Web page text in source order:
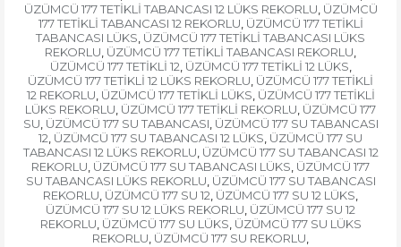
ÜZÜMCÜ 177 TETİKLİ TABANCASI 12 LÜKS REKORLU, ÜZÜMCÜ
177 TETİKLİ TABANCASI 12 REKORLU, ÜZÜMCÜ 177 TETİKLİ
TABANCASI LÜKS, ÜZÜMCÜ 177 TETİKLİ TABANCASI LÜKS
REKORLU, ÜZÜMCÜ 177 TETİKLİ TABANCASI REKORLU,
ÜZÜMCÜ 177 TETİKLİ 12, ÜZÜMCÜ 177 TETİKLİ 12 LÜKS,
ÜZÜMCÜ 177 TETİKLİ 12 LÜKS REKORLU, ÜZÜMCÜ 177 TETİKLİ
12 REKORLU, ÜZÜMCÜ 177 TETİKLİ LÜKS, ÜZÜMCÜ 177 TETİKLİ
LÜKS REKORLU, ÜZÜMCÜ 177 TETİKLİ REKORLU, ÜZÜMCÜ 177
SU, ÜZÜMCÜ 177 SU TABANCASI, ÜZÜMCÜ 177 SU TABANCASI
12, ÜZÜMCÜ 177 SU TABANCASI 12 LÜKS, ÜZÜMCÜ 177 SU
TABANCASI 12 LÜKS REKORLU, ÜZÜMCÜ 177 SU TABANCASI 12
REKORLU, ÜZÜMCÜ 177 SU TABANCASI LÜKS, ÜZÜMCÜ 177
SU TABANCASI LÜKS REKORLU, ÜZÜMCÜ 177 SU TABANCASI
REKORLU, ÜZÜMCÜ 177 SU 12, ÜZÜMCÜ 177 SU 12 LÜKS,
ÜZÜMCÜ 177 SU 12 LÜKS REKORLU, ÜZÜMCÜ 177 SU 12
REKORLU, ÜZÜMCÜ 177 SU LÜKS, ÜZÜMCÜ 177 SU LÜKS
REKORLU, ÜZÜMCÜ 177 SU REKORLU,